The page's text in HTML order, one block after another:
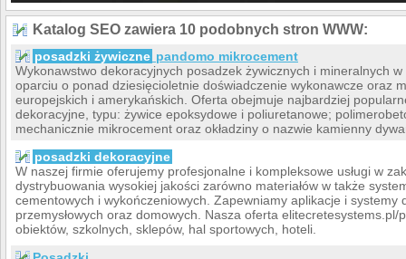
Katalog SEO zawiera 10 podobnych stron WWW:
posadzki żywiczne pandomo mikrocement
Wykonawstwo dekoracyjnych posadzek żywicznych i mineralnych
oparciu o ponad dziesięcioletnie doświadczenie wykonawcze oraz
europejskich i amerykańskich. Oferta obejmuje najbardziej
dekoracyjne, typu: żywice epoksydowe i poliuretanowe;
mechanicznie mikrocement oraz okładziny o nazwie kamienny
posadzki dekoracyjne
W naszej firmie oferujemy profesjonalne i kompleksowe usługi w
dystrybuowania wysokiej jakości zarówno materiałów w także
cementowych i wykończeniowych. Zapewniamy aplikacje i systemy
przemysłowych oraz domowych. Nasza oferta
obiektów, szkolnych, sklepów, hal sportowych, hoteli.